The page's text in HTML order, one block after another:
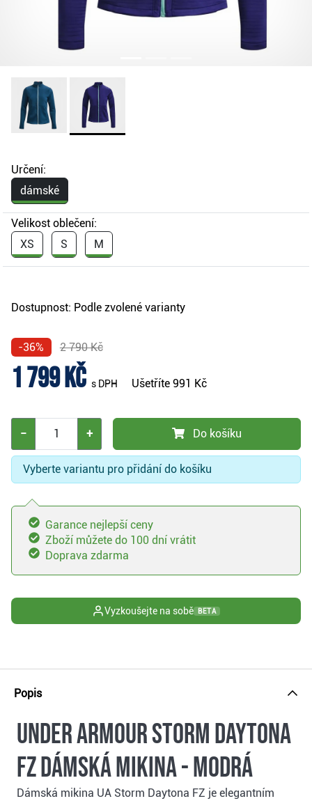
Určení:
dámské
Velikost oblečení:
XS
S M
Dostupnost: Podle zvolené varianty
-36% 2 790 Kč
1 799 Kč s DPH Ušetříte 991 Kč
− + Do košíku
Vyberte variantu pro přidání do košíku
Garance nejlepší ceny
Zboží můžete do 100 dní vrátit
Doprava zdarma
Vyzkoušejte na sobě BETA
Popis
Under Armour Storm Daytona
FZ dámská mikina - modrá
Dámská mikina UA Storm Daytona FZ je elegantním